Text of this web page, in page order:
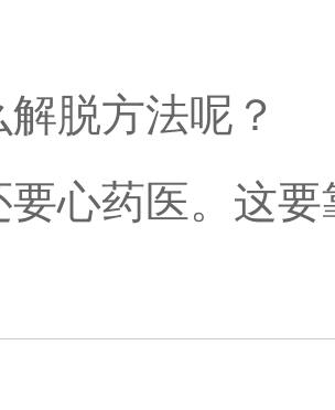
脱方法呢？
要心药医。这